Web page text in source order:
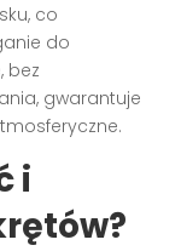
co
do
bez
gwarantuje
i